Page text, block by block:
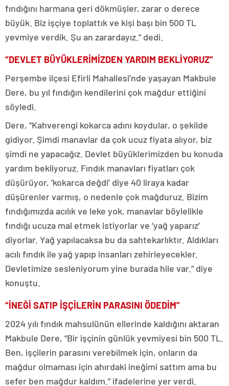
fındığını harmana geri dökmüşler, zarar o derece
büyük. Biz işçiye toplattık ve kişi başı bin 500 TL
yevmiye verdik. Şu an zarardayız.” dedi.
“DEVLET BÜYÜKLERİMİZDEN YARDIM BEKLİYORUZ”
Perşembe ilçesi Efirli Mahallesi’nde yaşayan Makbule
Dere, bu yıl fındığın kendilerini çok mağdur ettiğini
söyledi.
Dere, “Kahverengi kokarca adını koydular, o şekilde
gidiyor. Şimdi manavlar da çok ucuz fiyata alıyor, biz
şimdi ne yapacağız. Devlet büyüklerimizden bu konuda
yardım bekliyoruz. Fındık manavları fiyatları çok
düşürüyor, ‘kokarca değdi’ diye 40 liraya kadar
düşürenler varmış, o nedenle çok mağduruz. Bizim
fındığımızda acılık ve leke yok, manavlar böylelikle
fındığı ucuza mal etmek istiyorlar ve ‘yağ yaparız’
diyorlar. Yağ yapılacaksa bu da sahtekarlıktır. Aldıkları
acılı fındık ile yağ yapıp insanları zehirleyecekler.
Devletimize sesleniyorum yine burada hile var.” diye
konuştu.
“İNEĞİ SATIP İŞÇİLERİN PARASINI ÖDEDİM”
2024 yılı fındık mahsulünün ellerinde kaldığını aktaran
Makbule Dere, “Bir işçinin günlük yevmiyesi bin 500 TL.
Ben, işçilerin parasını verebilmek için, onların da
mağdur olmaması için ahırdaki ineğimi sattım ama bu
sefer ben mağdur kaldım.” ifadelerine yer verdi.